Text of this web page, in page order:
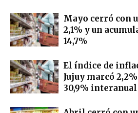
Mayo cerró con
2,1% y un
14,7%
El índice de
Jujuy marcó
30,9% interanual